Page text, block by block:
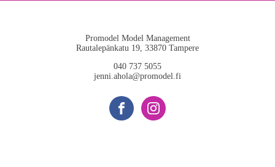
Promodel Model Management
Rautalepänkatu 19, 33870 Tampere
040 737 5055
jenni.ahola@promodel.fi